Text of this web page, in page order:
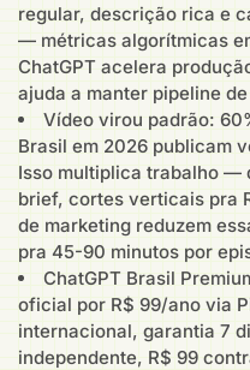
regular, descrição rica e
— métricas algorítmicas
ChatGPT acelera
ajuda a manter pipeline
Vídeo virou padrão:
Brasil em 2026 publicam
Isso multiplica trabalho —
brief, cortes verticais pra
de marketing reduzem
pra 45-90 minutos por
ChatGPT Brasil
oficial por R$ 99/ano via
internacional, garantia 7
independente, R$ 99